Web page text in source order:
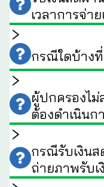
เวลาการจ่า
กรณีใดบ้าง
ผู้ปกครองไม่
ต้องดำเนินก
กรณีรับเงิน
ถ่ายภาพรับเ